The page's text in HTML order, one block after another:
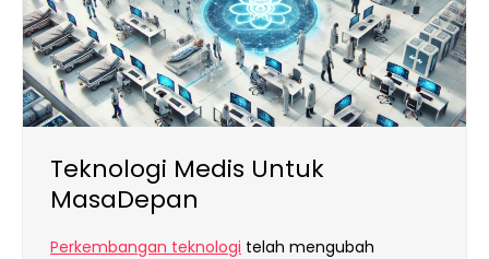
Teknologi Medis Untuk
MasaDepan
Perkembangan teknologi telah mengubah